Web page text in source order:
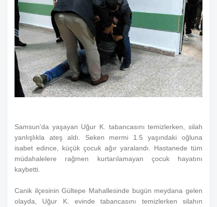
Samsun'da yaşayan Uğur K. tabancasını temizlerken, silah
yanlışlıkla ateş aldı. Seken mermi 1.5 yaşındaki oğluna
isabet edince, küçük çocuk ağır yaralandı. Hastanede tüm
müdahalelere rağmen kurtarılamayan çocuk hayatını
kaybetti.
Canik ilçesinin Gültepe Mahallesinde bugün meydana gelen
olayda, Uğur K. evinde tabancasını temizlerken silahın